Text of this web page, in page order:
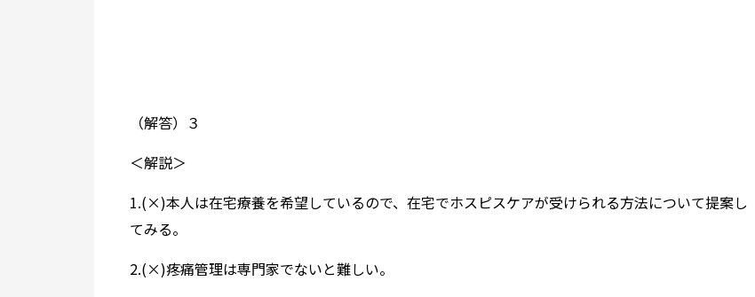
（解答）３
＜解説＞
1.(×)本人は在宅療養を希望しているので、在宅でホスピスケアが受けられる方法について提案し
てみる。
2.(×)疼痛管理は専門家でないと難しい。